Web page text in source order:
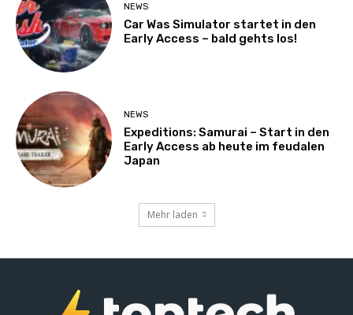
NEWS
Car Was Simulator startet in den
Early Access – bald gehts los!
NEWS
Expeditions: Samurai – Start in den
Early Access ab heute im feudalen
Japan
Mehr laden